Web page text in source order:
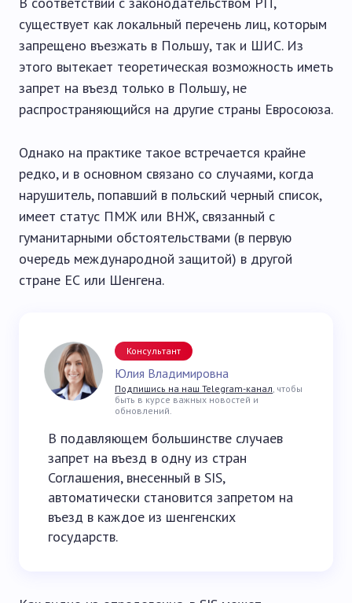
существует как локальный перечень лиц, которым
запрещено въезжать в Польшу, так и ШИС. Из
этого вытекает теоретическая возможность иметь
запрет на въезд только в Польшу, не
распространяющийся на другие страны Евросоюза.
Однако на практике такое встречается крайне
редко, и в основном связано со случаями, когда
нарушитель, попавший в польский черный список,
имеет статус ПМЖ или ВНЖ, связанный с
гуманитарными обстоятельствами (в первую
очередь международной защитой) в другой
стране ЕС или Шенгена.
Консультант
Юлия Владимировна
Подпишись на наш Telegram-канал, чтобы
быть в курсе важных новостей и
обновлений.
В подавляющем большинстве случаев
запрет на въезд в одну из стран
Соглашения, внесенный в SIS,
автоматически становится запретом на
въезд в каждое из шенгенских
государств.